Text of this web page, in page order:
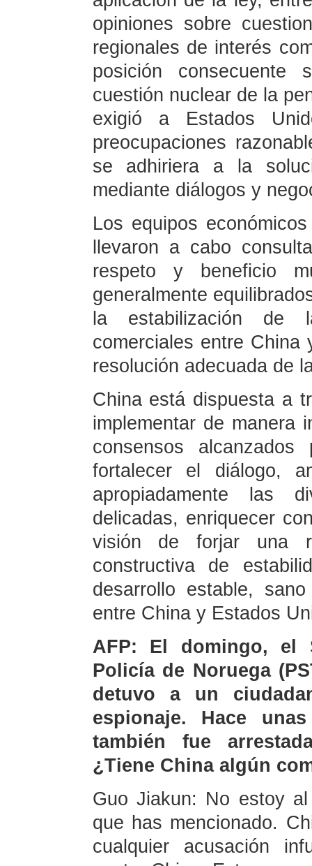
opiniones sobre
regionales de interés
posición
cuestión nuclear de la
exigió a Estados
preocupaciones
se adhiriera a la
mediante diálogos y
Los equipos
llevaron a cabo
respeto y beneficio
generalmente
la estabilización de
comerciales entre
resolución adecuada de
China está dispuesta a
implementar de manera
consensos
fortalecer el diálogo,
apropiadamente las
delicadas, enriquecer
visión de forjar una
constructiva de
desarrollo estable,
entre China y Estados
AFP: El domingo, el
Policía de Noruega
detuvo a un
espionaje. Hace
también fue
¿Tiene China algún
Guo Jiakun: No estoy
que has mencionado.
cualquier acusación